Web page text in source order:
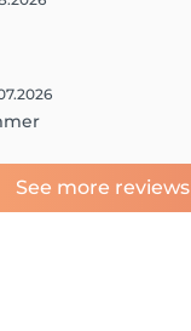
See more reviews